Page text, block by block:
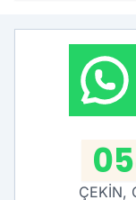
ÇEKİN,